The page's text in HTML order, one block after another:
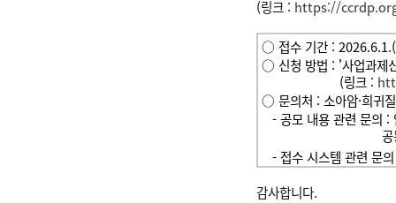
(링크 : https://
○ 접수 기간 :
○ 신청 방법 : '사업과제
(링크 :
○ 문의처 : 소아암·희귀
- 공모 내용 관련 문의 :
공동연구사업
- 접수 시스템 관련 문
감사합니다.